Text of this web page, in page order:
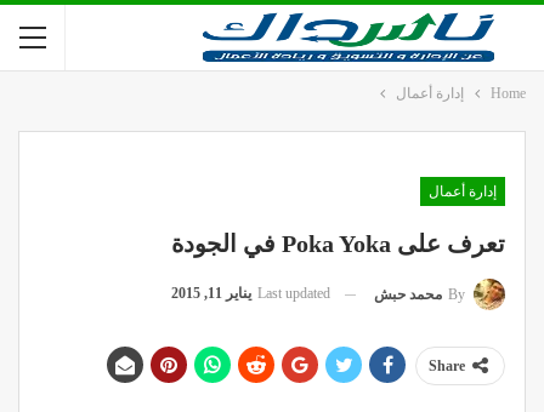
Home إدارة أعمال
إدارة أعمال
تعرف على Poka Yoka في الجودة
By محمد حبش Last updated يناير 11, 2015
Share